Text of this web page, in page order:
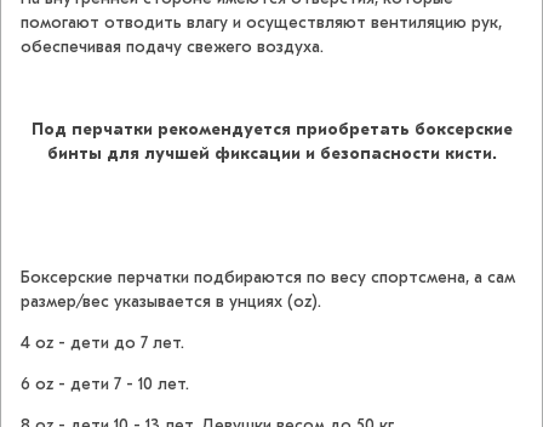
помогают отводить влагу и осуществляют вентиляцию рук,
обеспечивая подачу свежего воздуха.
Под перчатки рекомендуется приобретать боксерские
бинты для лучшей фиксации и безопасности кисти.
Боксерские перчатки подбираются по весу спортсмена, а сам
размер/вес указывается в унциях (oz).
4 oz - дети до 7 лет.
6 oz - дети 7 - 10 лет.